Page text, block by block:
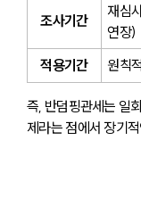
조사기간
재심
연장)
적용기간
원칙
즉, 반덤핑관세는 일
제라는 점에서 장기